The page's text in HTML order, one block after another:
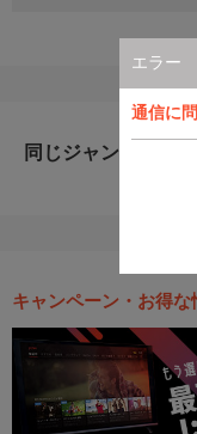
エラー
通信に
同じジャンルのおす
キャンペーン・お得な